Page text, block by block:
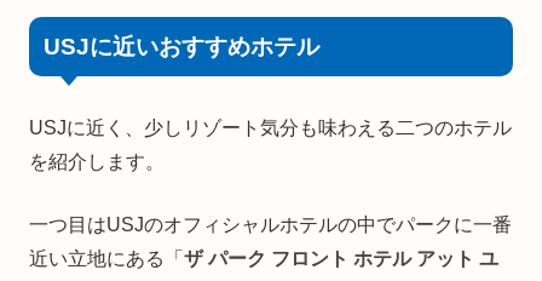
USJに近いおすすめホテル
USJに近く、少しリゾート気分も味わえる二つのホテル
を紹介します。
一つ目はUSJのオフィシャルホテルの中でパークに一番
近い立地にある「 ザ パーク フロント ホテル アット ユ